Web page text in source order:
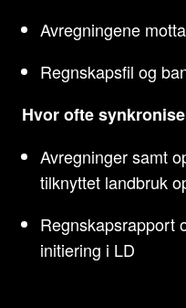
Avregningene
Regnskapsfil og
Hvor ofte
Avregninger samt
tilknyttet landbruk
Regnskapsrapport
initiering i LD